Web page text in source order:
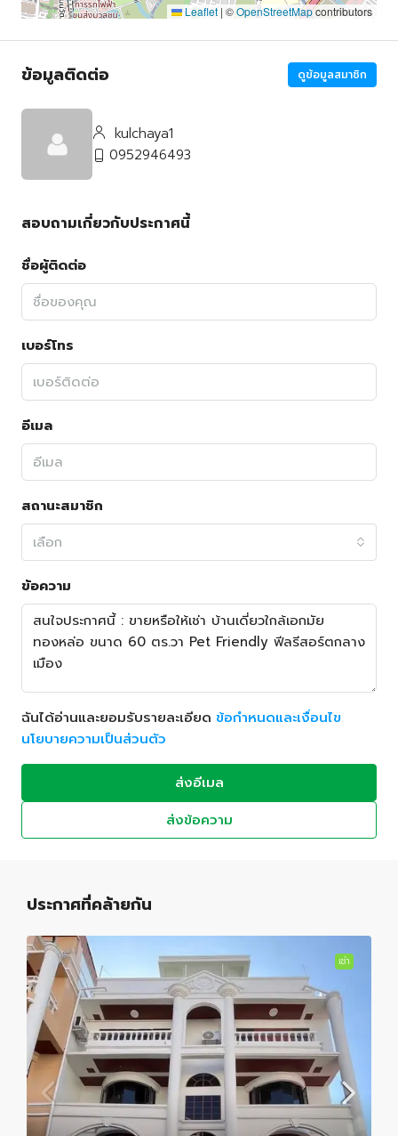
Leaflet | ©OpenStreetMapcontributors
ข้อมูลติดต่อ ดูข้อมูลสมาชิก
kulchaya1
0952946493
สอบถามเกี่ยวกับประกาศนี้
ชื่อผู้ติดต่อ
เบอร์โทร
อีเมล
สถานะสมาชิก
เลือก
ข้อความ
ฉันได้อ่านและยอมรับรายละเอียด ข้อกำหนดและเงื่อนไข
นโยบายความเป็นส่วนตัว
ส่งอีเมล
ส่งข้อความ
ประกาศที่คล้ายกัน
เช่า